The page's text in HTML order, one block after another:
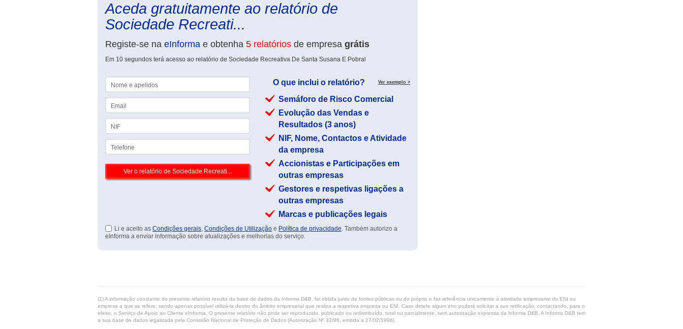
Aceda gratuitamente ao relatório de
Sociedade Recreati...
Registe-se na eInforma e obtenha 5 relatórios de empresa grátis
Em 10 segundos terá acesso ao relatório de Sociedade Recreativa De Santa Susana E Pobral
O que inclui o relatório? Ver exemplo >
Semáforo de Risco Comercial
Evolução das Vendas e
Resultados (3 anos)
NIF, Nome, Contactos e Atividade
da empresa
Accionistas e Participações em
outras empresas
Gestores e respetivas ligações a
outras empresas
Marcas e publicações legais
Li e aceito as Condições gerais, Condições de Utilização e Política de privacidade. Também autorizo a
eInforma a enviar informação sobre atualizações e melhorias do serviço.
(1) A informação constante do presente relatório resulta da base de dados da Informa D&B, foi obtida junto de fontes públicas ou do próprio e faz referência unicamente à atividade empresarial do ENI ou
empresa a que se refere, sendo apenas possível utilizá-la dentro do âmbito empresarial que realiza a respetiva empresa ou ENI. Caso detete algum erro poderá solicitar a sua retificação, contactando, para o
efeito, o Serviço de Apoio ao Cliente eInforma. O presente relatório não pode ser reproduzido, publicado ou redistribuído, total ou parcialmente, sem autorização expressa da Informa D&B. A Informa D&B tem
a sua base de dados legalizada pela Comissão Nacional de Proteção de Dados (Autorização Nº 32/96, emitida a 27/02/1996).